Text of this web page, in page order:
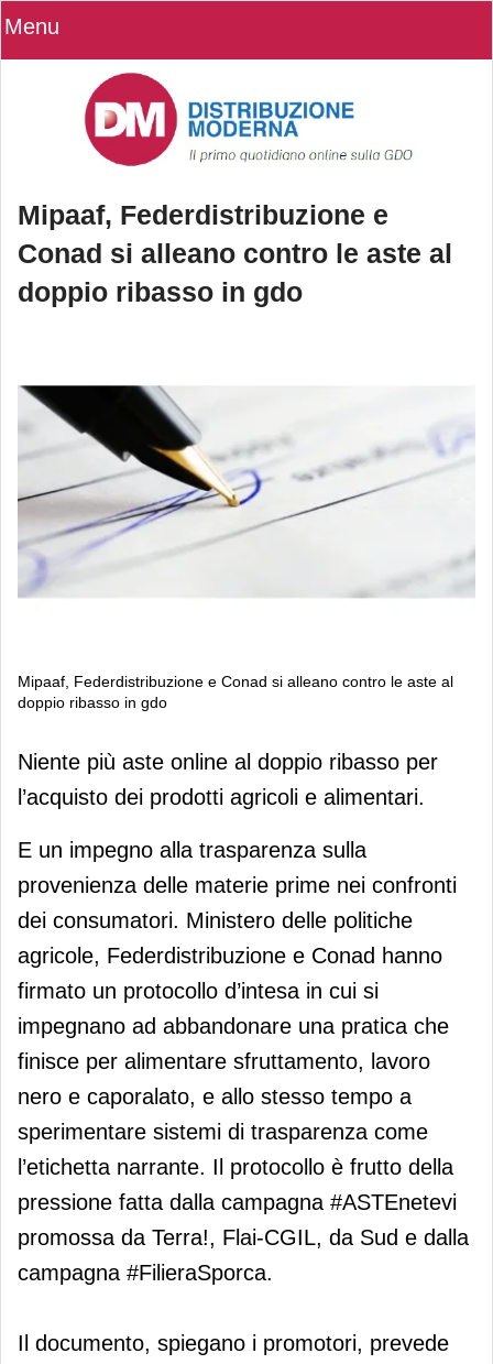
Menu
Mipaaf, Federdistribuzione e
Conad si alleano contro le aste al
doppio ribasso in gdo
Mipaaf, Federdistribuzione e Conad si alleano contro le aste al
doppio ribasso in gdo
Mipaaf, Federdistribuzione e Conad si
alleano contro le aste al doppio
ribasso in gdo
Niente più aste online al doppio ribasso per
l’acquisto dei prodotti agricoli e alimentari.
E un impegno alla trasparenza sulla
provenienza delle materie prime nei confronti
dei consumatori. Ministero delle politiche
agricole, Federdistribuzione e Conad hanno
firmato un protocollo d’intesa in cui si
impegnano ad abbandonare una pratica che
finisce per alimentare sfruttamento, lavoro
nero e caporalato, e allo stesso tempo a
sperimentare sistemi di trasparenza come
l’etichetta narrante. Il protocollo è frutto della
pressione fatta dalla campagna #ASTEnetevi
promossa da Terra!, Flai-CGIL, da Sud e dalla
campagna #FilieraSporca.
Il documento, spiegano i promotori, prevede